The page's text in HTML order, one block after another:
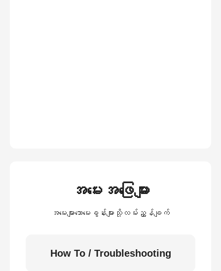
အမေးအဖြေများ
အမေးများသောမေးခွန်းများသို့လမ်းညွှန်ချက်
How To / Troubleshooting